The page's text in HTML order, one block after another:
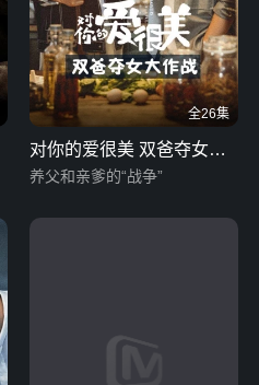
全26集
对你的爱很美 双爸夺女大
作战
养父和亲爹的“战争”